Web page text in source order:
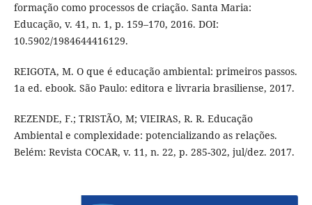
formação como processos de criação. Santa Maria:
Educação, v. 41, n. 1, p. 159–170, 2016. DOI:
10.5902/1984644416129.
REIGOTA, M. O que é educação ambiental: primeiros passos.
1a ed. ebook. São Paulo: editora e livraria brasiliense, 2017.
REZENDE, F.; TRISTÃO, M; VIEIRAS, R. R. Educação
Ambiental e complexidade: potencializando as relações.
Belém: Revista COCAR, v. 11, n. 22, p. 285-302, jul/dez. 2017.